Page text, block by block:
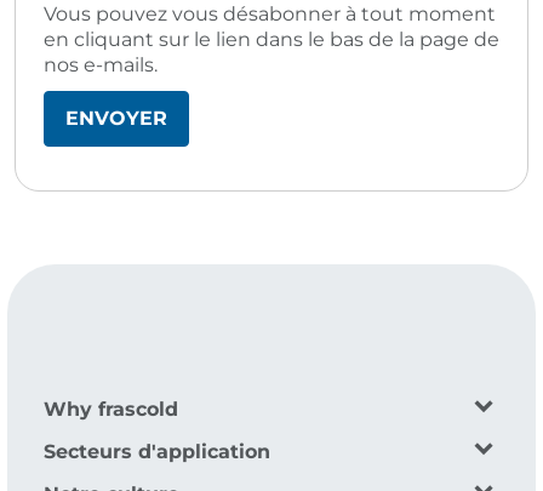
Vous pouvez vous désabonner à tout moment
en cliquant sur le lien dans le bas de la page de
nos e-mails.
Why frascold
Secteurs d'application